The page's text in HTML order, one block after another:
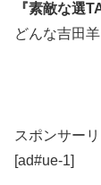
『素敵な選
どんな吉田
スポンサー
[ad#ue-1]